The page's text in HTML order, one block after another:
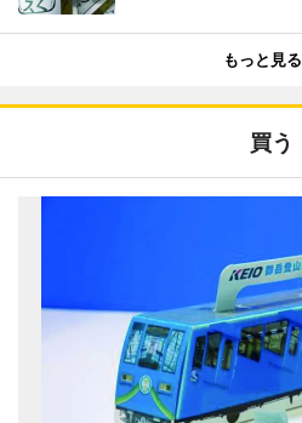
もっと見る
買う